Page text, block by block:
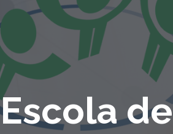
Escola